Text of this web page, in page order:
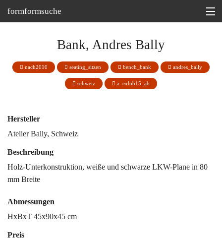
formformsuche
Martin Bohn @
Bank, Andres Bally
nach2010 seating_sitzen bench_bank andres_bally
schweiz a_exhib15_ab
Hersteller
Atelier Bally, Schweiz
Beschreibung
Holz-Unterkonstruktion, weiße und schwarze LKW-Plane in 80
mm Breite
Abmessungen
HxBxT 45x90x45 cm
Preis